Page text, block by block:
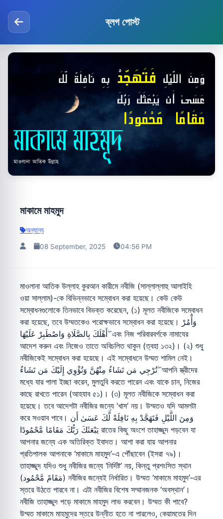
ব্লগ পোস্ট
মাকামে মাহমুদ
অন্যান্য
08 September, 2025 04:56 PM
মাওলানা আতিক উল্লাহ কুরআন কারীমে নবীজি (সাল্লাল্লাহু আলাইহি
ওয়া সাল্লাম)-কে বিভিন্নভাবে সম্বোধন করা হয়েছে। কেউ কেউ
সম্বোধনগুলোকে তিনভাবে বিভক্ত করেছেন, (১) মূলত নবীজিকে সম্বোধন
করা হয়েছে, তবে উম্মতকেও পরোক্ষভাবে সম্বোধন করা হয়েছে। وَأْمُرْ
أَهْلَكَ بِالصَّلَاةِ وَاصْطَبِرْ عَلَيْهَا ۖ এবং নিজ পরিবারবর্গকে নামাযের
আদেশ করুন এবং নিজেও তাতে অবিচলিত থাকুন (ত্বহা ১৩২)। (২) শুধু
নবীজিকেই সম্বোধন করা হয়েছে। এই সম্বোধনে উম্মত শামিল নেই।
تُرْجِي مَن تَشَاءُ مِنْهُنَّ وَتُؤْوِي إِلَيْكَ مَن تَشَاءُ ۖ আপনি স্ত্রীদের
মধ্যে যার পালা ইচ্ছা করেন, মুলতুবি করতে পারেন এবং যাকে চান, নিজের
কাছে রাখতে পারেন (আহযাব ৫১)। (৩) মূলত নবীজিকে সম্বোধন করা
হয়েছে। তবে আদেশটা নবীজির জন্যে ‘খাস’ নয়। উম্মতও যদি আমলটা
করে সওয়াব পাবে। وَمِنَ اللَّيْلِ فَتَهَجَّدْ بِهِ نَافِلَةً لَّكَ عَسَىٰ أَن
يَبْعَثَكَ رَبُّكَ مَقَامًا مَّحْمُودًا রাতের কিছু অংশে তাহাজ্জুদ পড়বেন যা
আপনার জন্যে এক অতিরিক্ত ইবাদত। আশা করা যায় আপনার
প্রতিপালক আপনাকে ‘মাকামে মাহমুদ’-এ পৌঁছাবেন (ইসরা ৭৯)।
তাহাজ্জুদ যদিও শুধু নবীজির জন্যে ‘নির্দিষ্ট’ নয়, কিন্তু প্রশংসিত স্থান
(مَقَامً مَّحْمُود) নবীজির জন্যেই নির্ধারিত। উম্মত ‘মাকামে মাহমুদ’-এর
স্তরে উঠতে পারবে না। এটা নবীজির বিশেষ সম্মানজনক ‘অবস্থান’।
নবীজি তাহাজ্জুদ পড়ে মাকামে মাহমুদ লাভ করবেন। উম্মত কী পাবে?
উম্মত মাকামে মাহমুদের স্তরে উন্নীত হতে না পারলেও, কেয়ামতের দিন